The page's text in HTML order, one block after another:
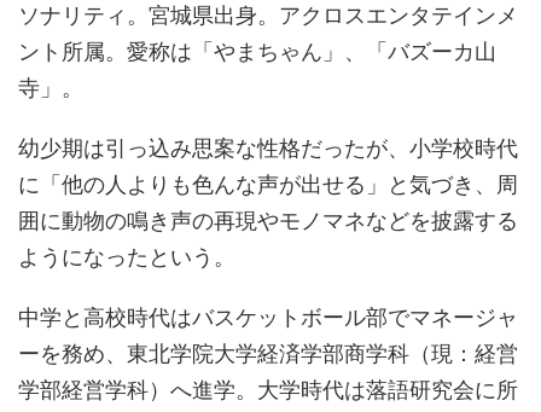
ソナリティ。宮城県出身。アクロスエンタテインメ
ント所属。愛称は「やまちゃん」、「バズーカ山
寺」。
幼少期は引っ込み思案な性格だったが、小学校時代
に「他の人よりも色んな声が出せる」と気づき、周
囲に動物の鳴き声の再現やモノマネなどを披露する
ようになったという。
中学と高校時代はバスケットボール部でマネージャ
ーを務め、東北学院大学経済学部商学科（現：経営
学部経営学科）へ進学。大学時代は落語研究会に所